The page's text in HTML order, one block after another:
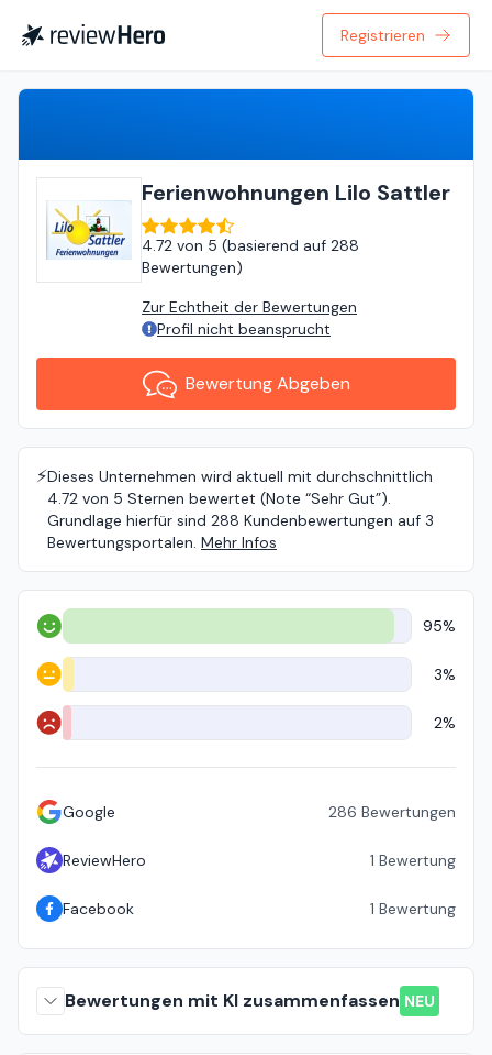
Registrieren
Ferienwohnungen Lilo Sattler
4.72 von 5 (basierend auf 288
Bewertungen)
Zur Echtheit der Bewertungen
Profil nicht beansprucht
Bewertung Abgeben
⚡️Dieses Unternehmen wird aktuell mit durchschnittlich
4.72 von 5 Sternen bewertet (Note “Sehr Gut”).
Grundlage hierfür sind 288 Kundenbewertungen auf 3
Bewertungsportalen. Mehr Infos
Positiv 95%
Neutral 3%
Negativ 2%
Google 286 Bewertungen
ReviewHero 1 Bewertung
Facebook 1 Bewertung
Bewertungen mit KI zusammenfassen NEU